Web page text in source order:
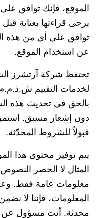
الموقع، فإنك توافق
يرجى قراءتها بعناية
توافق على أي من هذه
عن استخدام الموقع.
تحتفظ شركة آرتشرز
لخدمات التقييم ش.ذ.م.م
بالحق في تحديث هذه
دون إشعار مسبق.
قبولاً للشروط المحدّثة.
يتم توفير محتوى هذا
المثال لا الحصر
معلومات عامة فقط.
المعلومات، فإننا لا
محدثة. أنت مسؤول عن